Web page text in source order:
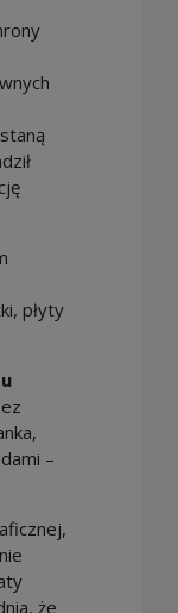
płyty
–
że